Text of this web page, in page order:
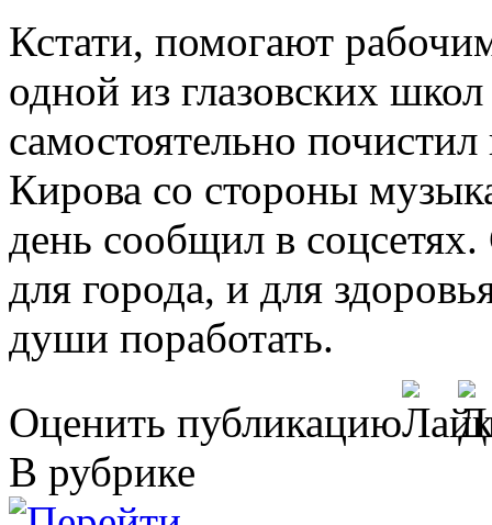
Кстати, помогают
одной из глазовских
самостоятельно
Кирова со стороны
день сообщил в
для города, и для
души поработать.
Оценить публикацию
В рубрике